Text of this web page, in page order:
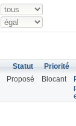
Statut Priorité
Proposé Blocant